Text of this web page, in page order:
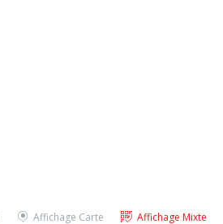
Affichage Mixte
Affichage Carte